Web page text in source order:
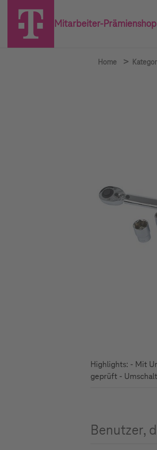
Mitarbeiter-Prämienshop
Home >
Highlights: - Mit
geprüft -
Benutzer,